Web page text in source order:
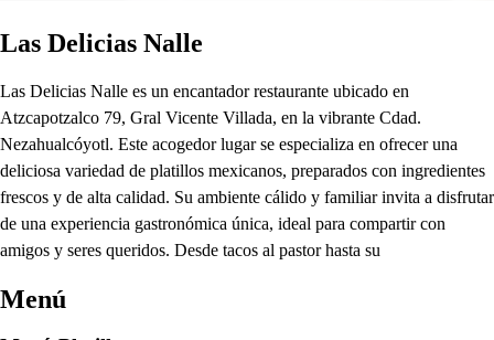
Las Delicias Nalle
Las Delicias Nalle es un encantador restaurante ubicado en
Atzcapotzalco 79, Gral Vicente Villada, en la vibrante Cdad.
Nezahualcóyotl. Este acogedor lugar se especializa en ofrecer una
deliciosa variedad de platillos mexicanos, preparados con ingredientes
frescos y de alta calidad. Su ambiente cálido y familiar invita a disfrutar
de una experiencia gastronómica única, ideal para compartir con
amigos y seres queridos. Desde tacos al pastor hasta su
Menú